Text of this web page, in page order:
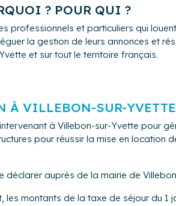
? POUR QUI ?
professionnels et particuliers qui
la gestion de leurs annonces et
et sur tout le territoire français.
À VILLEBON-SUR-YVETTE
à Villebon-sur-Yvette pour
pour réussir la mise en location
déclarer auprès de la mairie de
montants de la taxe de séjour du 1